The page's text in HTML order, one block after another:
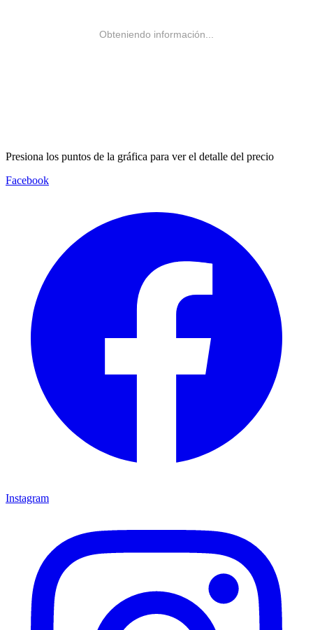
Obteniendo información...
Presiona los puntos de la gráfica para ver el detalle del precio
Facebook
Instagram